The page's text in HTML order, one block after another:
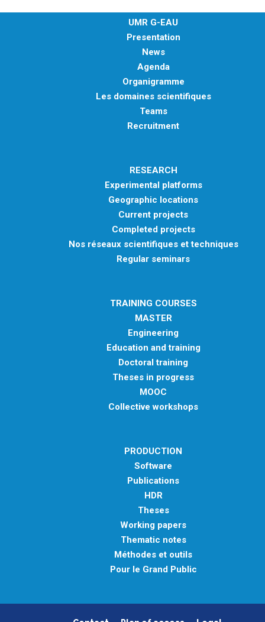
UMR G-EAU
Presentation
News
Agenda
Organigramme
Les domaines scientifiques
Teams
Recruitment
RESEARCH
Experimental platforms
Geographic locations
Current projects
Completed projects
Nos réseaux scientifiques et techniques
Regular seminars
TRAINING COURSES
MASTER
Engineering
Education and training
Doctoral training
Theses in progress
MOOC
Collective workshops
PRODUCTION
Software
Publications
HDR
Theses
Working papers
Thematic notes
Méthodes et outils
Pour le Grand Public